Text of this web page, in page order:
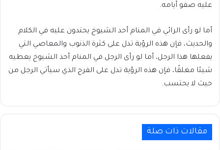
عليه صفو أيامه.
أما لو رأى الرائي في المنام أحد الشيوخ يحتدون عليه في الكلام
والحديث، فإن هذه الرؤية تدل على كثرة الذنوب والمعاصي التي
يفعلها هذا الرجل، أما لو رأى الرجل في المنام أحد الشيوخ يعطيه
شيئا مغلقًا، فإن هذه الرؤية تدل على الفرج الذي سيأتي الرجل من
حيث لا يحتسب.
مقالات ذات صلة